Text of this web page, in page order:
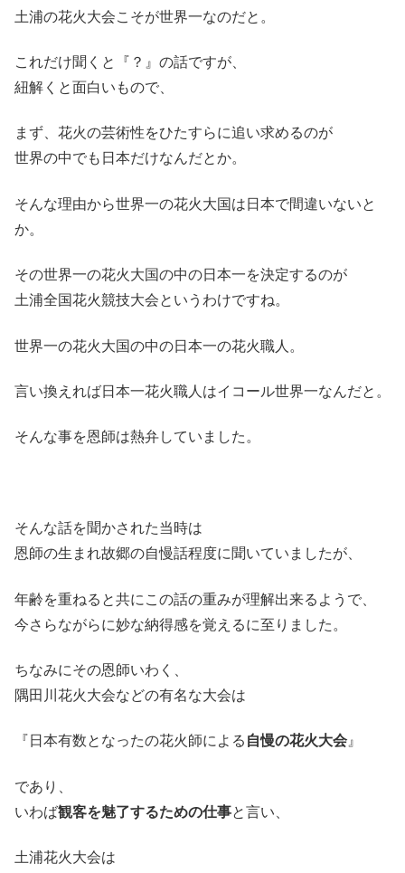
土浦の花火大会こそが世界一なのだと。
これだけ聞くと『？』の話ですが、
紐解くと面白いもので、
まず、花火の芸術性をひたすらに追い求めるのが
世界の中でも日本だけなんだとか。
そんな理由から世界一の花火大国は日本で間違いないと
か。
その世界一の花火大国の中の日本一を決定するのが
土浦全国花火競技大会というわけですね。
世界一の花火大国の中の日本一の花火職人。
言い換えれば日本一花火職人はイコール世界一なんだと。
そんな事を恩師は熱弁していました。
そんな話を聞かされた当時は
恩師の生まれ故郷の自慢話程度に聞いていましたが、
年齢を重ねると共にこの話の重みが理解出来るようで、
今さらながらに妙な納得感を覚えるに至りました。
ちなみにその恩師いわく、
隅田川花火大会などの有名な大会は
『日本有数となったの花火師による 自慢の花火大会 』
であり、
いわば観客を魅了するための仕事と言い、
土浦花火大会は